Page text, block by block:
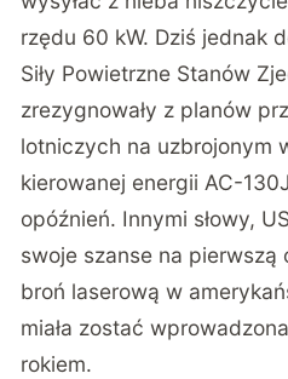
rzędu 60 kW. Dziś jednak
Siły Powietrzne Stanów
zrezygnowały z planów
lotniczych na uzbrojonym
kierowanej energii AC-
opóźnień. Innymi słowy,
swoje szanse na pierwszą
broń laserową w
miała zostać
rokiem.